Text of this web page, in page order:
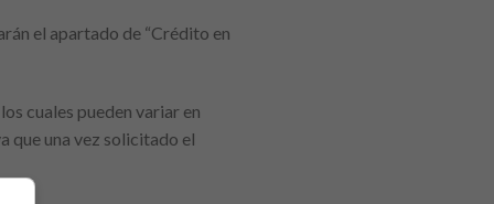
el apartado de “Crédito en
cuales pueden variar en
que una vez solicitado el